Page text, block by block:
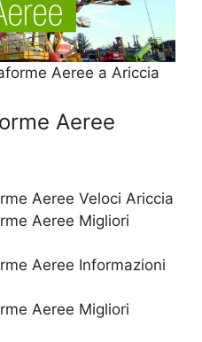
Aeree a Ariccia
Aeree
Aeree Veloci Ariccia
Aeree Migliori
Aeree Informazioni
Aeree Migliori